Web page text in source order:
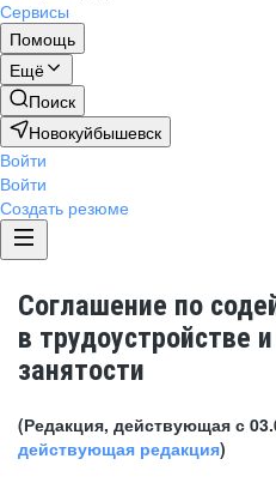
Сервисы
Помощь
Ещё
Поиск
Новокуйбышевск
Войти
Войти
Создать резюме
Соглашение по
в трудоустройстве
занятости
(Редакция, действующая с
действующая редакция)